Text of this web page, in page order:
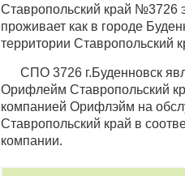
Ставропольский край №3726
проживает как в городе
территории Ставропольский
СПО 3726 г.Буденновск
Орифлейм Ставропольский
компанией Орифлэйм на
Ставропольский край в
компании.